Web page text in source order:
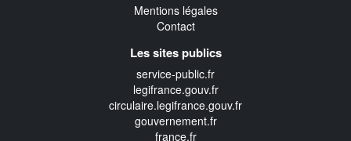
Mentions légales
Contact
Les sites publics
service-public.fr
legifrance.gouv.fr
circulaire.legifrance.gouv.fr
gouvernement.fr
france.fr